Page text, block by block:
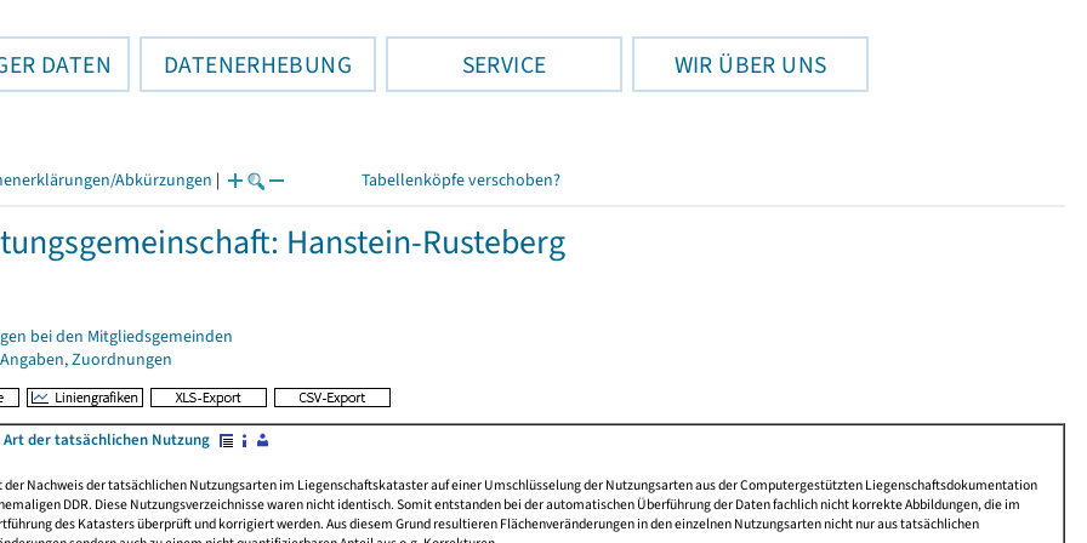
DATEN DATENERHEBUNG SERVICE WIR ÜBER UNS
Abkürzungen | Tabellenköpfe verschoben?
Hanstein-Rusteberg
bei den Mitgliedsgemeinden
Zuordnungen
Art der tatsächlichen Nutzung
der Nachweis der tatsächlichen Nutzungsarten im Liegenschaftskataster auf einer Umschlüsselung der Nutzungsarten aus der Computergestützten Liegenschaftsdokumentation
DDR. Diese Nutzungsverzeichnisse waren nicht identisch. Somit entstanden bei der automatischen Überführung der Daten fachlich nicht korrekte Abbildungen, die im
des Katasters überprüft und korrigiert werden. Aus diesem Grund resultieren Flächenveränderungen in den einzelnen Nutzungsarten nicht nur aus tatsächlichen